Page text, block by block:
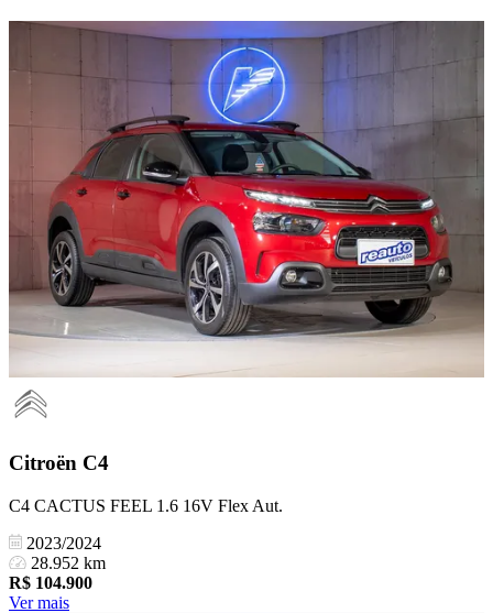
Citroën C4
C4 CACTUS FEEL 1.6 16V Flex Aut.
2023/2024
28.952 km
R$ 104.900
Ver mais